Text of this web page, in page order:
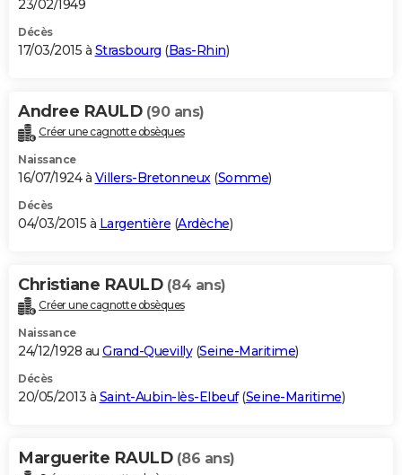
23/02/1949
Décès
17/03/2015 à Strasbourg (Bas-Rhin)
Andree RAULD (90 ans)
Créer une cagnotte obsèques
Naissance
16/07/1924 à Villers-Bretonneux(Somme)
Décès
04/03/2015 à Largentière (Ardèche)
Christiane RAULD (84 ans)
Créer une cagnotte obsèques
Naissance
24/12/1928 au Grand-Quevilly(Seine-Maritime)
Décès
20/05/2013 à Saint-Aubin-lès-Elbeuf(Seine-Maritime)
Marguerite RAULD (86 ans)